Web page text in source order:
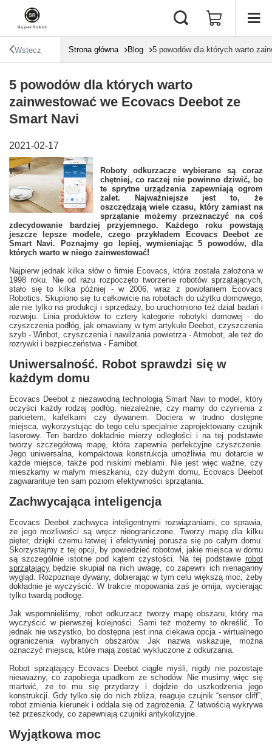
Wstecz Strona główna Blog 5 powodów dla których warto
5 powodów dla których warto
zainwestować we Ecovacs Deebot ze
Smart Navi
2021-02-17
Roboty odkurzacze wybierane są coraz
chętniej, co raczej nie powinno dziwić, bo
te sprytne urządzenia zapewniają ogrom
zalet. Najważniejsze jest to, że
oszczędzają wiele czasu, który zamiast na
sprzątanie możemy przeznaczyć na coś
zdecydowanie bardziej przyjemnego. Każdego roku powstają
jeszcze lepsze modele, czego przykładem Ecovacs Deebot ze
Smart Navi. Poznajmy go lepiej, wymieniając 5 powodów, dla
których warto w niego zainwestować!
Najpierw jednak kilka słów o firmie Ecovacs, która została założona w
1998 roku. Nie od razu rozpoczęto tworzenie robotów sprzątających,
stało się to kilka później - w 2006, wraz z powołaniem Ecovacs
Robotics. Skupiono się tu całkowicie na robotach do użytku domowego,
ale nie tylko na produkcji i sprzedaży, bo uruchomiono też dział badań i
rozwoju. Linia produktów to cztery kategorie robotyki domowej - do
czyszczenia podłóg, jak omawiany w tym artykule Deebot, czyszczenia
szyb - Winbot, czyszczenia i nawilżania powietrza - Atmobot, ale też do
rozrywki i bezpieczeństwa - Famibot.
Uniwersalność. Robot sprawdzi się w
każdym domu
Ecovacs Deebot z niezawodną technologią Smart Navi to model, który
oczyści każdy rodzaj podłóg, niezależnie, czy mamy do czynienia z
parkietem, kafelkami czy dywanem. Dociera w trudno dostępne
miejsca, wykorzystując do tego celu specjalnie zaprojektowany czujnik
laserowy. Ten bardzo dokładnie mierzy odległości i na tej podstawie
tworzy szczegółową mapę, która zapewnia perfekcyjne czyszczenie.
Jego uniwersalna, kompaktowa konstrukcja umożliwia mu dotarcie w
każde miejsce, także pod niskimi meblami. Nie jest więc ważne, czy
mieszkamy w małym mieszkaniu, czy dużym domu, Ecovacs Deebot
zagwarantuje ten sam poziom efektywności sprzątania.
Zachwycająca inteligencja
Ecovacs Deebot zachwyca inteligentnymi rozwiązaniami, co sprawia,
że jego możliwości są wręcz nieograniczone. Tworzy mapę dla kilku
pięter, dzięki czemu łatwiej i efektywniej porusza się po całym domu.
Skorzystajmy z tej opcji, by powiedzieć robotowi, jakie miejsca w domu
są szczególnie istotne pod kątem czystości. Na tej podstawie robot
sprzątający będzie skupiał na nich uwagę, co zapewni ich nienaganny
wygląd. Rozpoznaje dywany, dobierając w tym celu większą moc, żeby
dokładnie je wyczyścić. W trakcie mopowania zaś je omija, wycierając
tylko twardą podłogę.
Jak wspomnieliśmy, robot odkurzacz tworzy mapę obszaru, który ma
wyczyścić w pierwszej kolejności. Sami też możemy to określić. To
jednak nie wszystko, bo dostępna jest inna ciekawa opcja - wirtualnego
ograniczenia wybranych obszarów. Jak nazwa wskazuje, można
oznaczyć miejsca, które mają zostać wykluczone z odkurzania.
Robot sprzątający Ecovacs Deebot ciągle myśli, nigdy nie pozostaje
nieuważny, co zapobiega upadkom ze schodów. Nie musimy więc się
martwić, że to mu się przydarzy i dojdzie do uszkodzenia jego
konstrukcji. Gdy tylko się do nich zbliża, reaguje czujnik “sensor cliff”,
robot zmienia kierunek i oddala się od zagrożenia. Z łatwością wykrywa
też przeszkody, co zapewniają czujniki antykolizyjne.
Wyjątkowa moc